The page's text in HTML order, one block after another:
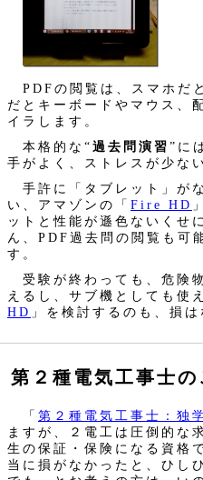
PDFの閲覧は、スマホだ
だとキーボードやマウス、
イラします。
本格的な“過去問演習”に
手がよく、ストレスが少な
手許に「タブレット」が
い、アマゾンの「 Fire HD
ットと性能が遜色ないくせ
ん、PDF過去問の閲覧も可
す。
受験が終わっても、危険
えるし、サブ機としても使
HD 」を検討するのも、損は
第２種電気工事士
「 第２種電気工事士：独
ますが、２電工は圧倒的な
生の保証・保険になる資格
当に損がなかったと、ひし